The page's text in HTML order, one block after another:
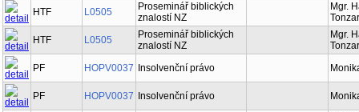
HTF
L0505
Proseminář biblických
znalostí NZ
Mgr.
HTF
L0505
Proseminář biblických
znalostí NZ
Mgr.
PF
HOPV0037 Insolvenční právo
PF HOPV0037 Insolvenční právo